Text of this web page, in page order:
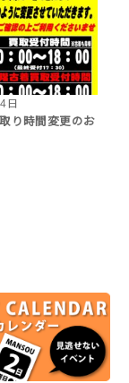
日
り時間変更のお